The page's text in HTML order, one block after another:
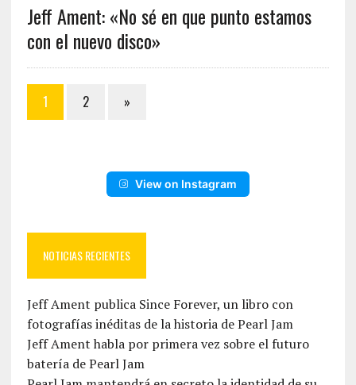
Jeff Ament: «No sé en que punto estamos
con el nuevo disco»
1 2 »
View on Instagram
NOTICIAS RECIENTES
Jeff Ament publica Since Forever, un libro con
fotografías inéditas de la historia de Pearl Jam
Jeff Ament habla por primera vez sobre el futuro
batería de Pearl Jam